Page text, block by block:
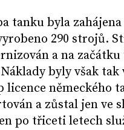
tanku byla
290 strojů.
a na
Náklady byly však
licence německého
a zůstal jen ve
po třiceti letech